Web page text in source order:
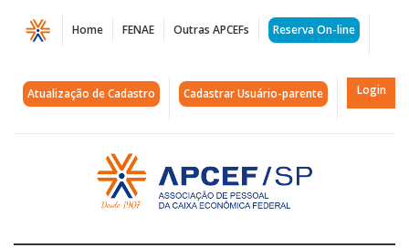
Página
Quarta
rodada
negociações:
Fenaban
Home FENAE Outras APCEFs Reserva On-line
Atualização de Cadastro Cadastrar Usuário-parente Login
Acessar
página
inicial